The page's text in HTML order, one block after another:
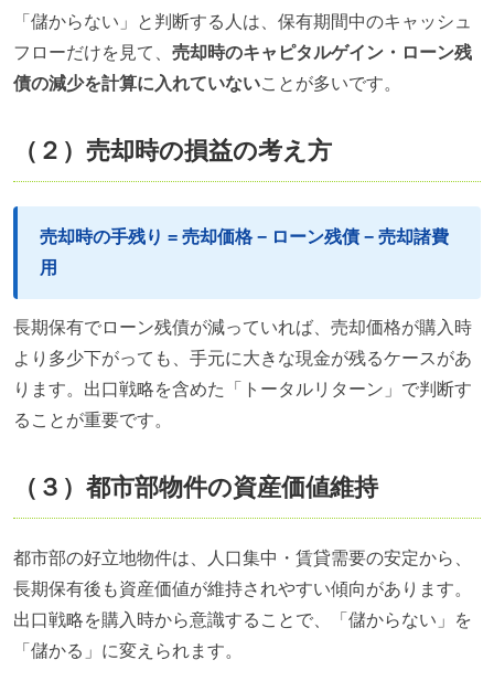
「儲からない」と判断する人は、保有期間中のキャッシュ
フローだけを見て、 売却時のキャピタルゲイン・ローン残
債の減少を計算に入れていないことが多いです。
（２）売却時の損益の考え方
売却時の手残り = 売却価格 − ローン残債 − 売却諸費
用
長期保有でローン残債が減っていれば、売却価格が購入時
より多少下がっても、手元に大きな現金が残るケースがあ
ります。出口戦略を含めた「トータルリターン」で判断す
ることが重要です。
（３）都市部物件の資産価値維持
都市部の好立地物件は、人口集中・賃貸需要の安定から、
長期保有後も資産価値が維持されやすい傾向があります。
出口戦略を購入時から意識することで、「儲からない」を
「儲かる」に変えられます。